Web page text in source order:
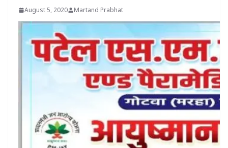
August 5, 2020 Martand Prabhat